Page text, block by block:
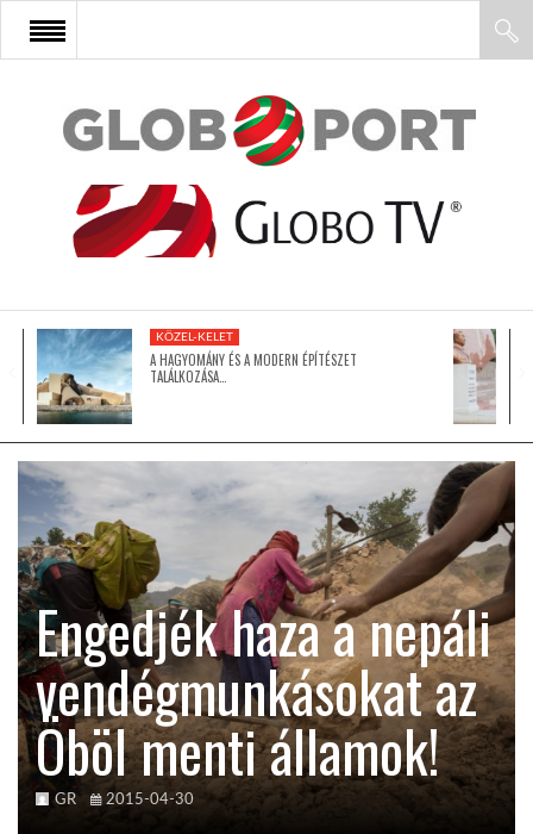
FŐOLDAL
AFRIKA
ÁZSIA
LATIN-AMERIKA
KÖZEL-KELET
AUSZTRÁLIA
A VILÁG ITTHON
KÖZEL-KELET
A HAGYOMÁNY ÉS A MODERN ÉPÍTÉSZET
TALÁLKOZÁSA…
Engedjék haza a nepáli
vendégmunkásokat az
Öböl menti államok!
GR 2015-04-30